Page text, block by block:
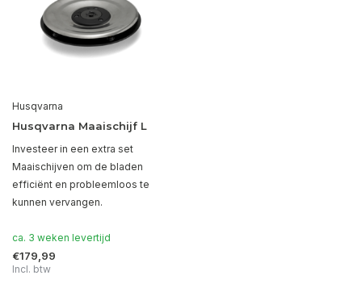
Husqvarna
Husqvarna Maaischijf L
Investeer in een extra set
Maaischijven om de bladen
efficiënt en probleemloos te
kunnen vervangen.
ca. 3 weken levertijd
€179,99
Incl. btw